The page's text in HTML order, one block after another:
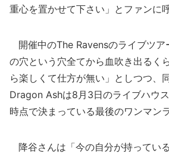
重心を置かせて下さい」とファンに
開催中のThe Ravensのライブツア
の穴という穴全てから血吹き出るく
ら楽しくて仕方が無い」としつつ、
Dragon Ashは8月3日のライブハウ
時点で決まっている最後のワンマン
降谷さんは「今の自分が持ってい